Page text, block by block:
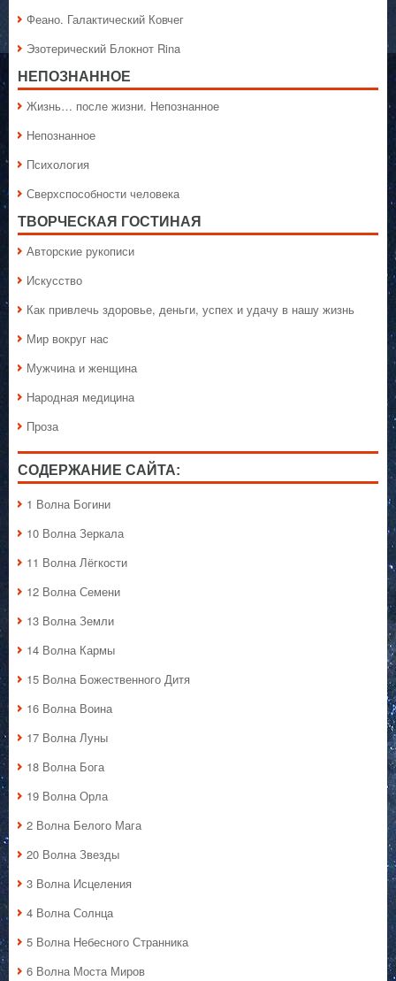
Феано. Галактический Ковчег
Эзотерический Блокнот Rina
НЕПОЗНАННОЕ
Жизнь… после жизни. Непознанное
Непознанное
Психология
Сверхспособности человека
ТВОРЧЕСКАЯ ГОСТИНАЯ
Авторские рукописи
Искусство
Как привлечь здоровье, деньги, успех и удачу в нашу жизнь
Мир вокруг нас
Мужчина и женщина
Народная медицина
Проза
СОДЕРЖАНИЕ САЙТА:
1 Волна Богини
10 Волна Зеркала
11 Волна Лёгкости
12 Волна Семени
13 Волна Земли
14 Волна Кармы
15 Волна Божественного Дитя
16 Волна Воина
17 Волна Луны
18 Волна Бога
19 Волна Орла
2 Волна Белого Мага
20 Волна Звезды
3 Волна Исцеления
4 Волна Солнца
5 Волна Небесного Странника
6 Волна Моста Миров